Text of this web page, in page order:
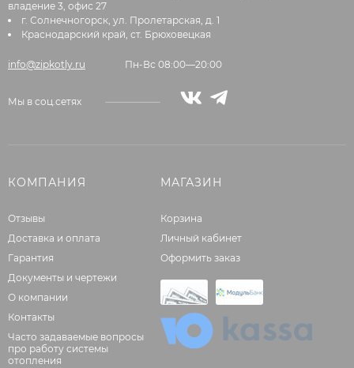
владение 3, офис 27
г. Солнечногорск, ул. Пролетарская, д. 1
Краснодарский край, ст. Брюховецкая
info@zipkotly.ru Пн-Вс 08:00—20:00
Мы в соц.сетях
КОМПАНИЯ
Отзывы
Доставка и оплата
Гарантия
Документы и чертежи
О компании
Контакты
Часто задаваемые вопросы
про работу системы
отопления
МАГАЗИН
Корзина
Личный кабинет
Оформить заказ